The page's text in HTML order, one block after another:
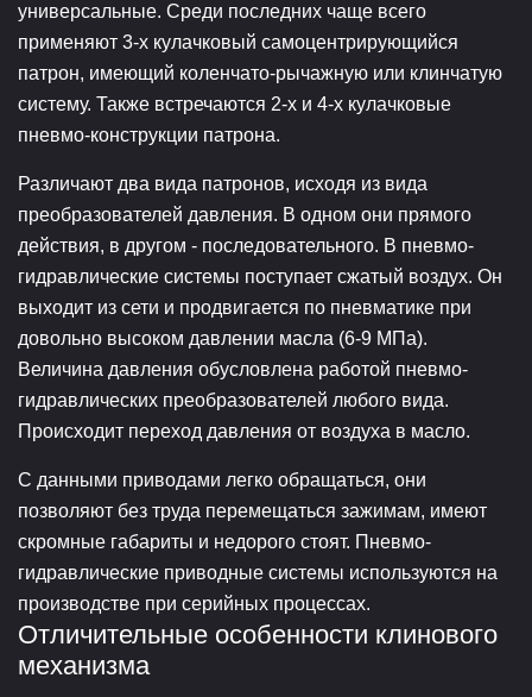
универсальные. Среди последних чаще всего
применяют 3-х кулачковый самоцентрирующийся
патрон, имеющий коленчато-рычажную или клинчатую
систему. Также встречаются 2-х и 4-х кулачковые
пневмо-конструкции патрона.
Различают два вида патронов, исходя из вида
преобразователей давления. В одном они прямого
действия, в другом - последовательного. В пневмо-
гидравлические системы поступает сжатый воздух. Он
выходит из сети и продвигается по пневматике при
довольно высоком давлении масла (6-9 МПа).
Величина давления обусловлена работой пневмо-
гидравлических преобразователей любого вида.
Происходит переход давления от воздуха в масло.
С данными приводами легко обращаться, они
позволяют без труда перемещаться зажимам, имеют
скромные габариты и недорого стоят. Пневмо-
гидравлические приводные системы используются на
производстве при серийных процессах.
Отличительные особенности клинового
механизма